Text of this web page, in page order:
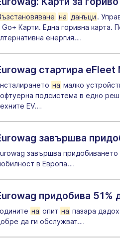
на данъци .
Go+ Карти. Една горивна карта.
енергия.…
стартира
на малко
подсистема в едно
EV.…
завършва
завършва придобиването
в Европа.…
придобива 51%
на опит на пазара
да ги обслужват.…